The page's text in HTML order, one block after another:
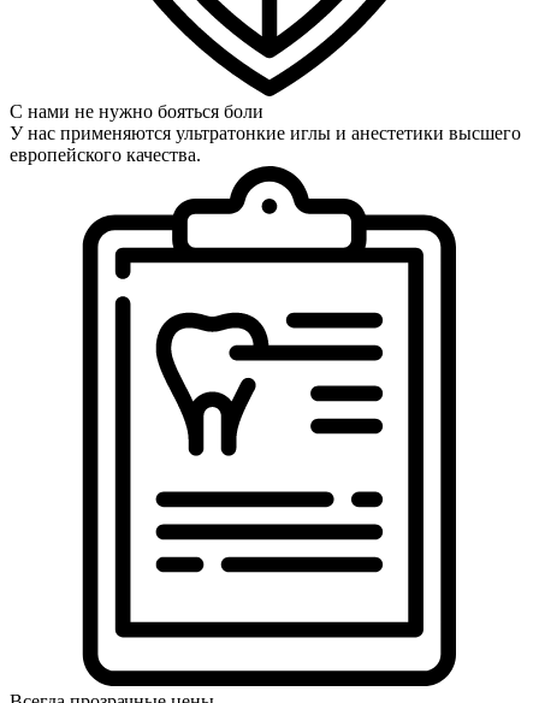
С нами не нужно бояться боли
У нас применяются ультратонкие иглы и анестетики высшего
европейского качества.